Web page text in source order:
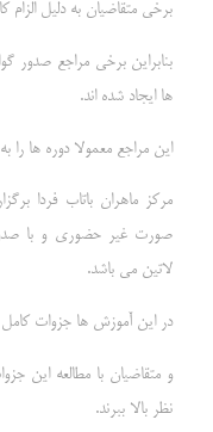
برخی متقاضیان به دلیل الزام
بنابراین برخی مراجع صدور
ها ایجاد شده اند.
این مراجع معمولا دوره ها
مرکز ماهران باتاب فردا
صورت غیر حضوری و با
لاتین می باشد.
در این آموزش ها جزوات کامل
و متقاضیان با مطالعه این
نظر بالا ببرند.